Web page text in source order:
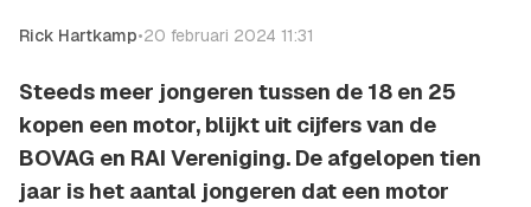
Rick Hartkamp•20 februari 2024 11:31
Steeds meer jongeren tussen de 18 en 25
kopen een motor, blijkt uit cijfers van de
BOVAG en RAI Vereniging. De afgelopen tien
jaar is het aantal jongeren dat een motor